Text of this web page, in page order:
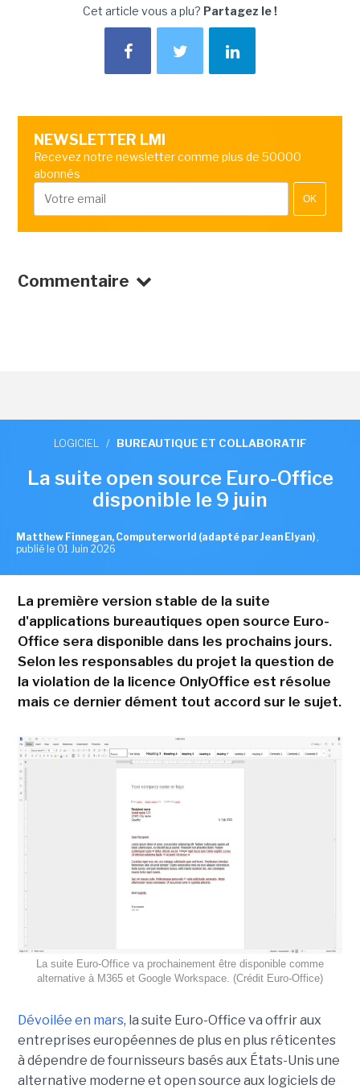
Cet article vous a plu? Partagez le !
NEWSLETTER LMI
Recevez notre newsletter comme plus de 50000
abonnés
OK
Commentaire
LOGICIEL / BUREAUTIQUE ET COLLABORATIF
La suite open source Euro-Office
disponible le 9 juin
Matthew Finnegan, Computerworld (adapté par Jean Elyan) ,
publié le 01 Juin 2026
La première version stable de la suite
d'applications bureautiques open source Euro-
Office sera disponible dans les prochains jours.
Selon les responsables du projet la question de
la violation de la licence OnlyOffice est résolue
mais ce dernier dément tout accord sur le sujet.
La suite Euro-Office va prochainement être disponible comme
alternative à M365 et Google Workspace. (Crédit Euro-Office)
Dévoilée en mars, la suite Euro-Office va offrir aux
entreprises européennes de plus en plus réticentes
à dépendre de fournisseurs basés aux États-Unis une
alternative moderne et open source aux logiciels de